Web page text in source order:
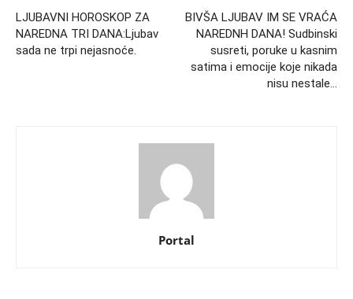
LJUBAVNI HOROSKOP ZA
NAREDNA TRI DANA:Ljubav
sada ne trpi nejasnoće.
BIVŠA LJUBAV IM SE VRAĆA
NAREDNH DANA! Sudbinski
susreti, poruke u kasnim
satima i emocije koje nikada
nisu nestale…
Portal